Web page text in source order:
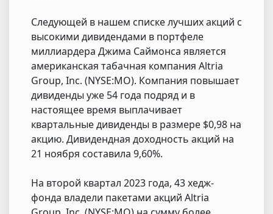
Следующей в нашем списке лучших акций с
высокими дивидендами в портфеле
миллиардера Джима Саймонса является
американская табачная компания Altria
Group, Inc. (NYSE:MO). Компания повышает
дивиденды уже 54 года подряд и в
настоящее время выплачивает
квартальные дивиденды в размере $0,98 на
акцию. Дивидендная доходность акций на
21 ноября составила 9,60%.
На второй квартал 2023 года, 43 хедж-
фонда владели пакетами акций Altria